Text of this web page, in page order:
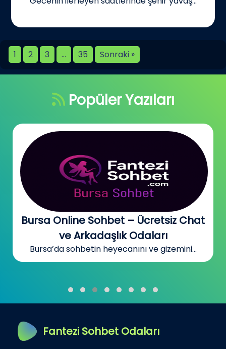
1 2 3 … 35 Sonraki »
Popüler Yazıları
Bursa Online Sohbet – Ücretsiz Chat
ve Arkadaşlık Odaları
Bursa’da sohbetin heyecanını ve gizemini...
Fantezi Sohbet Odaları